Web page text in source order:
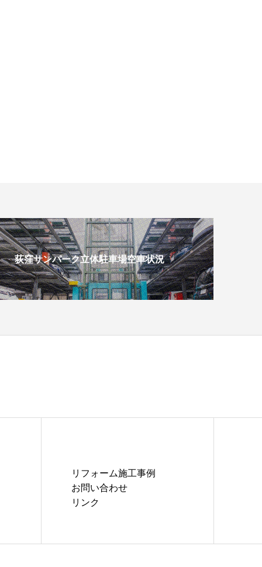
荻窪サンパーク立体駐車場空車状況
リフォーム施工事例
お問い合わせ
リンク